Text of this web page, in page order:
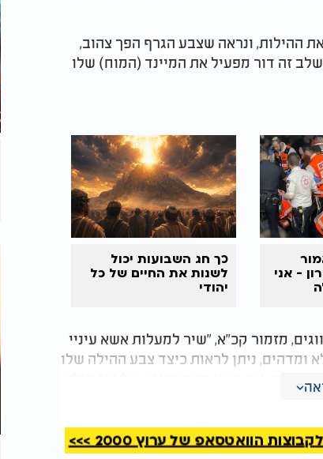
ההילות, ונראה שצבע הגרף הפך צהוב,
זה דור מפעיל את המיינד (המוח) שלו
- אני
כך חג השבועותיכול
לשנות את החיים של כל
יהודי
מזמור קכ"א, "שיר למעלות אשא עיניי
ומדהים, ניתן לראות כיצד צבע ההילה שלו
רוחני, ונראה כי מדד הרוגע של דור הולך
הגדולה, שהיא עצם הזנב, הופכת
יש לו יכולת לחשוב בבהירות ולקבל
הוואטסאפ של ערוץ 2000 >>>